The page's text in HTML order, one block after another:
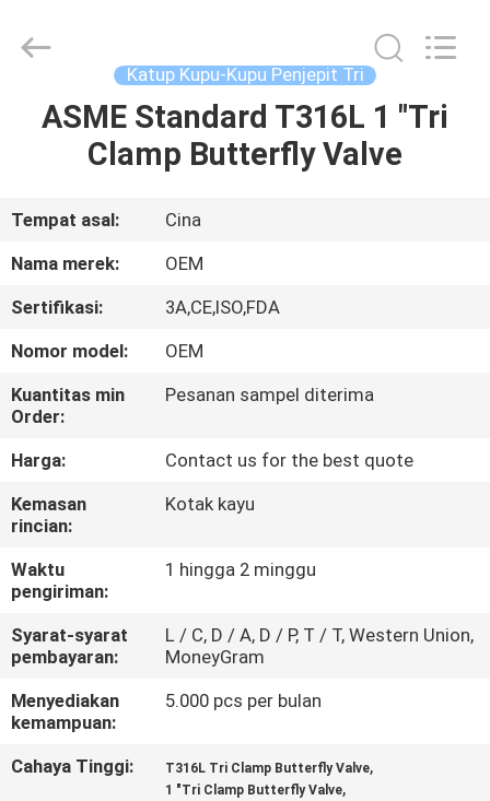
RUMAH
VIDEO
TENTANG
KITA
WISATA
PABRIK
KONTROL
KUALITAS
HUBUNGI
BLOG
Enterprise
Management
Reserved.
Katup Kupu-Kupu Penjepit Tri
ASME Standard T316L 1 "Tri
Clamp Butterfly Valve
Tempat asal:
Cina
Nama merek:
OEM
Sertifikasi:
3A,CE,ISO,FDA
Nomor model:
OEM
Kuantitas min
Order:
Pesanan sampel diterima
Harga:
Contact us for the best quote
Kemasan
rincian:
Kotak kayu
Waktu
pengiriman:
1 hingga 2 minggu
Syarat-syarat
pembayaran:
L / C, D / A, D / P, T / T, Western Union,
MoneyGram
Menyediakan
kemampuan:
5.000 pcs per bulan
Cahaya Tinggi: T316L Tri Clamp Butterfly Valve,
1 "Tri Clamp Butterfly Valve,